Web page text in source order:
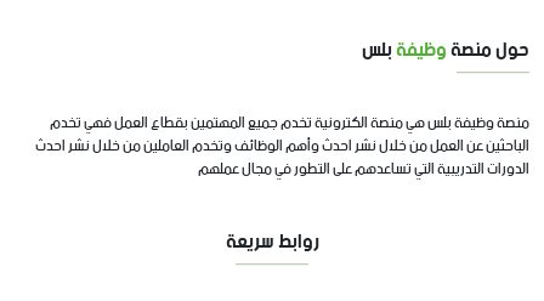
حول منصةوظيفةبلس
منصة وظيفة بلس هي منصة الكترونية تخدم جميع المهتمين بقطاع العمل فهي تخدم
الباحثين عن العمل من خلال نشر احدث وأهم الوظائف وتخدم العاملين من خلال نشر احدث
الدورات التدريبية التي تساعدهم على التطور في مجال عملهم
روابط سريعة